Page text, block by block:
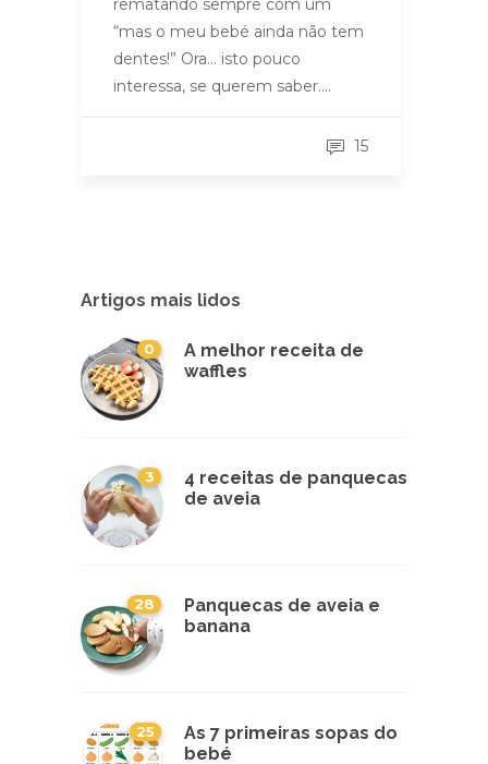
rematando sempre com um
“mas o meu bebé ainda não tem
dentes!” Ora… isto pouco
interessa, se querem saber….
15
Artigos mais lidos
0
A melhor receita de
waffles
3
4 receitas de panquecas
de aveia
28
Panquecas de aveia e
banana
25
As 7 primeiras sopas do
bebé